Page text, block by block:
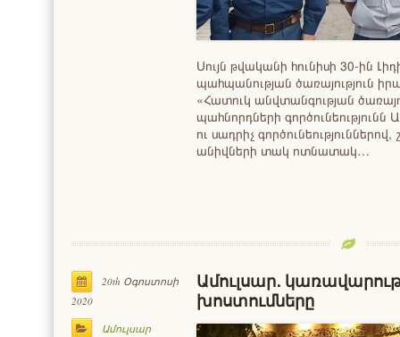
Սույն թվականի հունիսի 30-ին
պահպանության ծառայություն
«Հատուկ անվտանգության
պահնորդների գործունեությունն
ու սադրիչ
անիվների տակ ոտնատակ…
20th Օգոստոսի
2020
Ամուլսար
Ամուլսար․
խոստումները